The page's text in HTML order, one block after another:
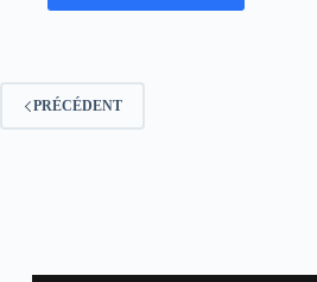
PRÉCÉDENT